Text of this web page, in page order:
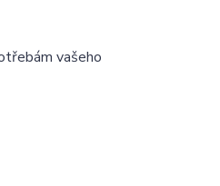
vašeho